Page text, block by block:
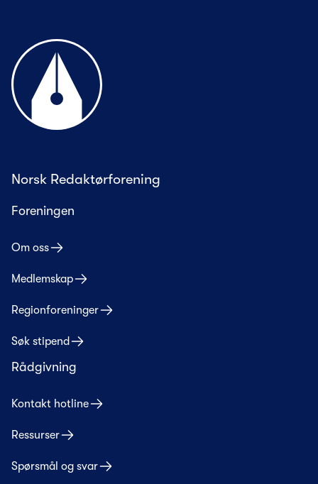
Til forsiden
Norsk Redaktørforening
Foreningen
Om oss
Medlemskap
Regionforeninger
Søk stipend
Rådgivning
Kontakt hotline
Ressurser
Spørsmål og svar